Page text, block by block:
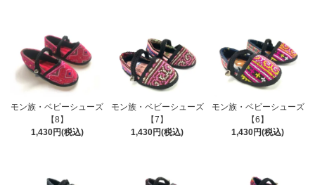
モン族・ベビーシューズ
【8】
1,430円(税込)
モン族・ベビーシューズ
【7】
1,430円(税込)
モン族・ベビーシューズ
【6】
1,430円(税込)